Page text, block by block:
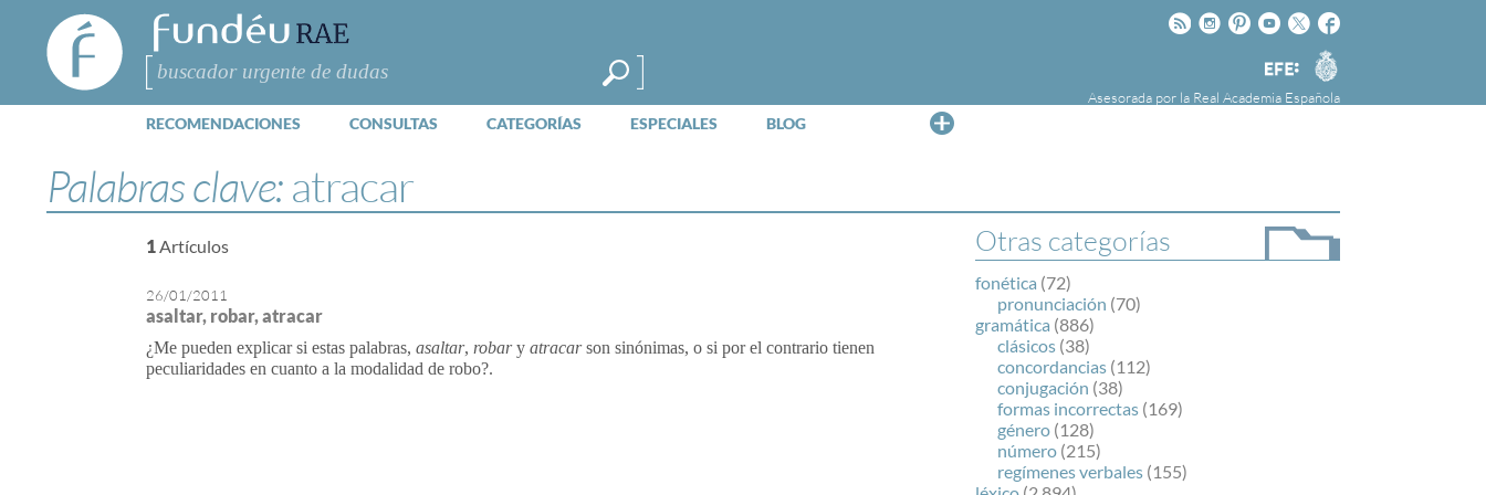
FundéuRAE
- Fundación
del Español
Urgente
Buscar
Facebook
Twitter
Youtube
Pinteres
Instagram
Rss
Agencia
EFE
Asesorada por la Real Academia Española
RECOMENDACIONES CONSULTAS CATEGORÍAS ESPECIALES BLOG
la Agencia Efe y la Real Academia Española,
cuyo objetivo es colaborar con el buen uso del
español en los medios de comunicación y en
Internet.
Palabras clave:atracar
Otras categorías
fonética (72)
pronunciación (70)
gramática (886)
clásicos (38)
concordancias (112)
conjugación (38)
formas incorrectas (169)
género (128)
número (215)
regímenes verbales (155)
1Artículos
26/01/2011
asaltar, robar, atracar
¿Me pueden explicar si estas palabras, asaltar, robary atracarson sinónimas, o si por el contrario tienen
peculiaridades en cuanto a la modalidad de robo?.